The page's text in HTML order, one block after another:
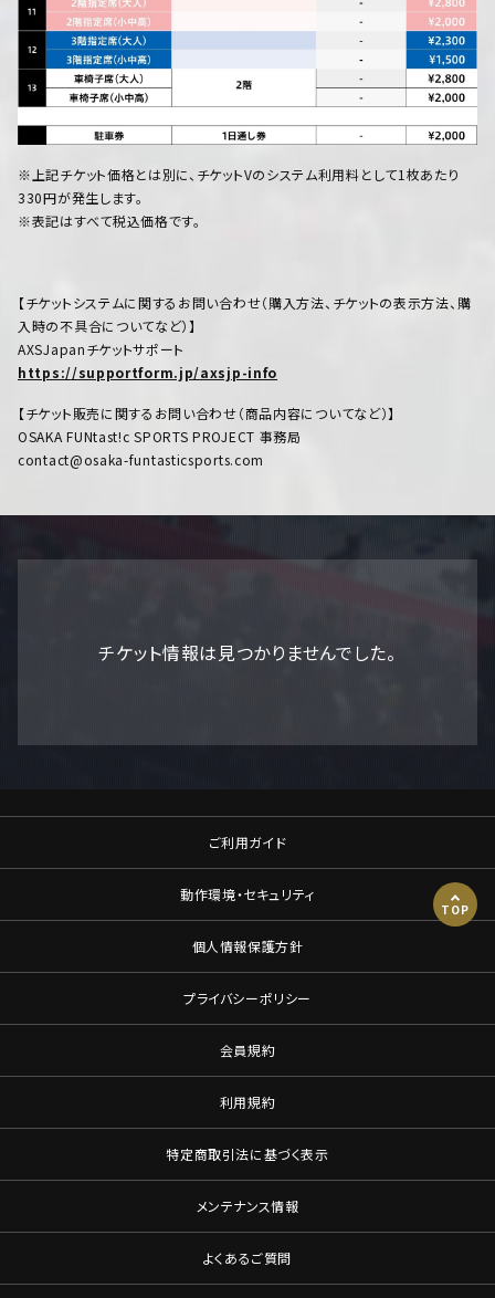
※上記チケット価格とは別に、チケットVのシステム利用料として1枚あたり
330円が発生します。
※表記はすべて税込価格です。
【チケットシステムに関するお問い合わせ（購入方法、チケットの表示方法、購
入時の不具合についてなど）】
AXSJapanチケットサポート
https://supportform.jp/axsjp-info
【チケット販売に関するお問い合わせ（商品内容についてなど）】
OSAKA FUNtast!c SPORTS PROJECT 事務局
contact@osaka-funtasticsports.com
チケット情報は見つかりませんでした。
ご利用ガイド
動作環境・セキュリティ
個人情報保護方針
プライバシーポリシー
会員規約
利用規約
特定商取引法に基づく表示
メンテナンス情報
よくあるご質問
TOP